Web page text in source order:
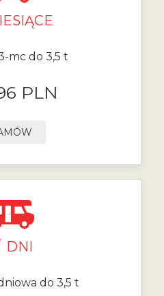
mc do 3,5 t
PLN
DNI
do 3,5 t